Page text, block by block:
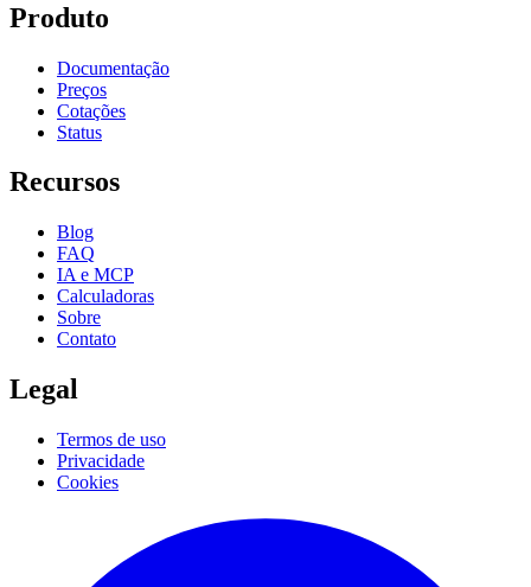
Produto
Documentação
Preços
Cotações
Status
Recursos
Blog
FAQ
IA e MCP
Calculadoras
Sobre
Contato
Legal
Termos de uso
Privacidade
Cookies